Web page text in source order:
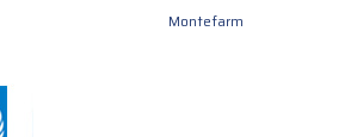
Montefarm